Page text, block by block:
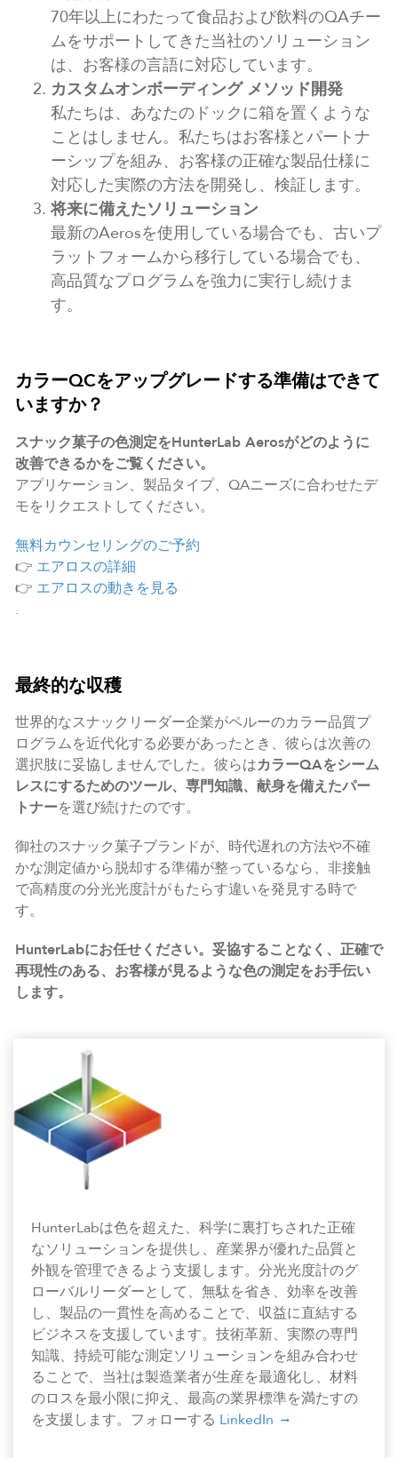
70年以上にわたって食品および飲料のQAチー
ムをサポートしてきた当社のソリューション
は、お客様の言語に対応しています。
カスタムオンボーディング メソッド開発
私たちは、あなたのドックに箱を置くような
ことはしません。私たちはお客様とパートナ
ーシップを組み、お客様の正確な製品仕様に
対応した実際の方法を開発し、検証します。
将来に備えたソリューション
最新のAerosを使用している場合でも、古いプ
ラットフォームから移行している場合でも、
高品質なプログラムを強力に実行し続けま
す。
カラーQCをアップグレードする準備はできて
いますか？
スナック菓子の色測定をHunterLab Aerosがどのように
改善できるかをご覧ください。
アプリケーション、製品タイプ、QAニーズに合わせたデ
モをリクエストしてください。
無料カウンセリングのご予約
👉 エアロスの詳細
👉 エアロスの動きを見る
.
最終的な収穫
世界的なスナックリーダー企業がペルーのカラー品質プ
ログラムを近代化する必要があったとき、彼らは次善の
選択肢に妥協しませんでした。彼らはカラーQAをシーム
レスにするためのツール、専門知識、献身を備えたパー
トナーを選び続けたのです。
御社のスナック菓子ブランドが、時代遅れの方法や不確
かな測定値から脱却する準備が整っているなら、非接触
で高精度の分光光度計がもたらす違いを発見する時で
す。
HunterLabにお任せください。妥協することなく、正確で
再現性のある、お客様が見るような色の測定をお手伝い
します。
HunterLabは色を超えた、科学に裏打ちされた正確
なソリューションを提供し、産業界が優れた品質と
外観を管理できるよう支援します。分光光度計のグ
ローバルリーダーとして、無駄を省き、効率を改善
し、製品の一貫性を高めることで、収益に直結する
ビジネスを支援しています。技術革新、実際の専門
知識、持続可能な測定ソリューションを組み合わせ
ることで、当社は製造業者が生産を最適化し、材料
のロスを最小限に抑え、最高の業界標準を満たすの
を支援します。フォローする LinkedIn